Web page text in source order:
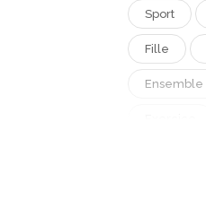
Sport
Fille
Ensemble